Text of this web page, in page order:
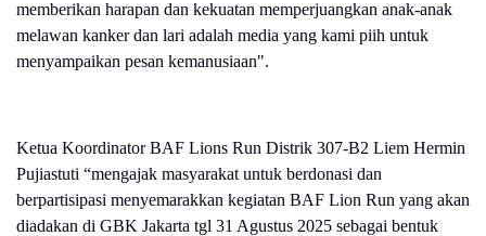
memberikan harapan dan kekuatan memperjuangkan anak-anak
melawan kanker dan lari adalah media yang kami piih untuk
menyampaikan pesan kemanusiaan".
Ketua Koordinator BAF Lions Run Distrik 307-B2 Liem Hermin
Pujiastuti “mengajak masyarakat untuk berdonasi dan
berpartisipasi menyemarakkan kegiatan BAF Lion Run yang akan
diadakan di GBK Jakarta tgl 31 Agustus 2025 sebagai bentuk